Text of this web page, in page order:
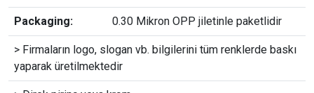
Packaging: 0.30 Mikron OPP jiletinle paketlidir
> Firmaların logo, slogan vb. bilgilerini tüm renklerde baskı
yaparak üretilmektedir